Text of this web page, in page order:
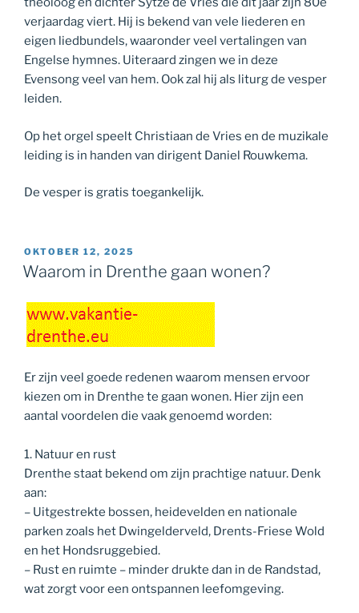
verjaardag viert. Hij is bekend van vele liederen en
eigen liedbundels, waaronder veel vertalingen van
Engelse hymnes. Uiteraard zingen we in deze
Evensong veel van hem. Ook zal hij als liturg de vesper
leiden.
Op het orgel speelt Christiaan de Vries en de muzikale
leiding is in handen van dirigent Daniel Rouwkema.
De vesper is gratis toegankelijk.
GEPLAATST
OP
OKTOBER 12, 2025
Waarom in Drenthe gaan wonen?
Er zijn veel goede redenen waarom mensen ervoor
kiezen om in Drenthe te gaan wonen. Hier zijn een
aantal voordelen die vaak genoemd worden:
1. Natuur en rust
Drenthe staat bekend om zijn prachtige natuur. Denk
aan:
– Uitgestrekte bossen, heidevelden en nationale
parken zoals het Dwingelderveld, Drents-Friese Wold
en het Hondsruggebied.
– Rust en ruimte – minder drukte dan in de Randstad,
wat zorgt voor een ontspannen leefomgeving.